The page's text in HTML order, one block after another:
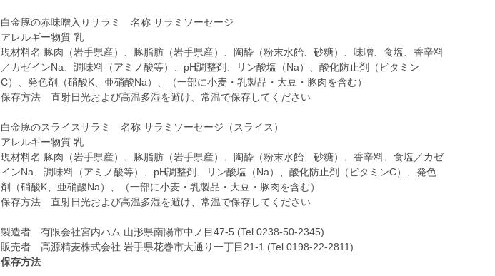
白金豚の赤味噌入りサラミ 名称 サラミソーセージ
アレルギー物質 乳
現材料名 豚肉（岩手県産）、豚脂肪（岩手県産）、陶酔（粉末水飴、砂糖）、味噌、食塩、香辛料
／カゼインNa、調味料（アミノ酸等）、pH調整剤、リン酸塩（Na）、酸化防止剤（ビタミン
C）、発色剤（硝酸K、亜硝酸Na）、（一部に小麦・乳製品・大豆・豚肉を含む）
保存方法 直射日光および高温多湿を避け、常温で保存してください
白金豚のスライスサラミ 名称 サラミソーセージ（スライス）
アレルギー物質 乳
現材料名 豚肉（岩手県産）、豚脂肪（岩手県産）、陶酔（粉末水飴、砂糖）、香辛料、食塩／カゼ
インNa、調味料（アミノ酸等）、pH調整剤、リン酸塩（Na）、酸化防止剤（ビタミンC）、発色
剤（硝酸K、亜硝酸Na）、（一部に小麦・乳製品・大豆・豚肉を含む）
保存方法 直射日光および高温多湿を避け、常温で保存してください
製造者 有限会社宮内ハム 山形県南陽市中ノ目47-5 (Tel 0238-50-2345)
保存方法